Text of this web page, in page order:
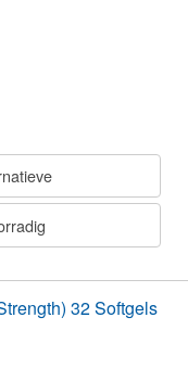
32 Softgels